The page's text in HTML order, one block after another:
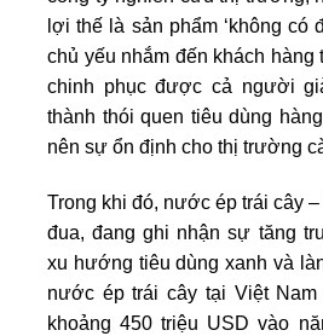
lợi thế là sản phẩm ‘không có
chủ yếu nhắm đến khách hàng
chinh phục được cả người
thành thói quen tiêu dùng
nên sự ổn định cho thị trường
Trong khi đó, nước ép trái cây
đua, đang ghi nhận sự tăng
xu hướng tiêu dùng xanh và
nước ép trái cây tại Việt
khoảng 450 triệu USD vào